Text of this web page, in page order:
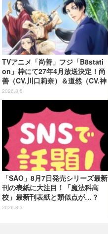
TVアニメ「尚善」フジ「B8stati
on」枠にて27年4月放送決定！尚
善（CV.川口莉奈）＆道然（CV.神
谷浩史）ら登場の第1弾PVも公開
2026.8.5
「SAO」8月7日発売シリーズ最新
刊の表紙に大注目！「魔法科高
校」最新刊表紙と類似点が…？
2026.8.3